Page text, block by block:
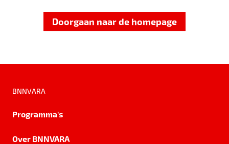
Doorgaan naar de homepage
BNNVARA
Programma's
Over BNNVARA